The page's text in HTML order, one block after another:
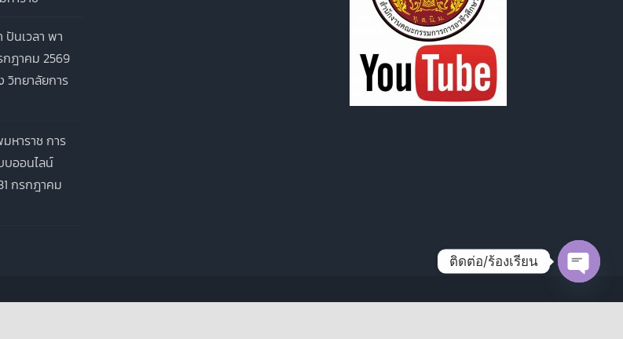
นเวลา พา
ฎาคม 2569
วิทยาลัยการ
หาราช การ
บออนไลน์
กรกฎาคม
ติดต่อ/ร้องเรียน
chaty